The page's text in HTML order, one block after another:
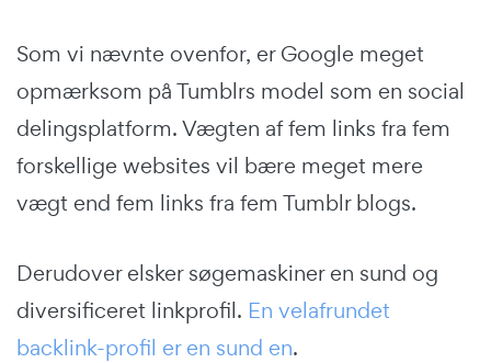
Som vi nævnte ovenfor, er Google meget
opmærksom på Tumblrs model som en social
delingsplatform. Vægten af fem links fra fem
forskellige websites vil bære meget mere
vægt end fem links fra fem Tumblr blogs.
Derudover elsker søgemaskiner en sund og
diversificeret linkprofil. En velafrundet
backlink-profil er en sund en.